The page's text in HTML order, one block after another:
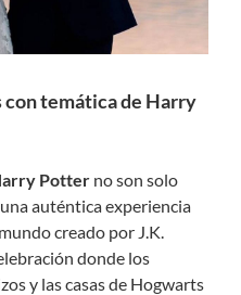
con temática de Harry
Potterno son solo
auténtica experiencia
creado por J.K.
donde los
y las casas de Hogwarts